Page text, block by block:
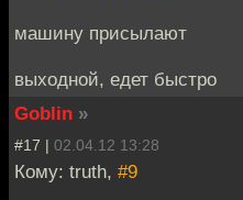
машину присылают
выходной, едет быстро
Goblin »
#17 | 02.04.12 13:28
Кому: truth, #9